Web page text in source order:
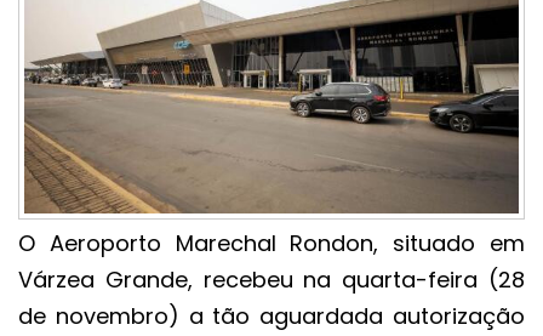
O Aeroporto Marechal Rondon, situado em
Várzea Grande, recebeu na quarta-feira (28
de novembro) a tão aguardada autorização